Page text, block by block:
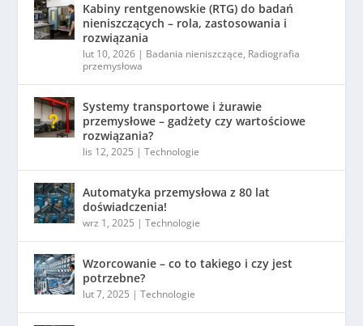
Kabiny rentgenowskie (RTG) do badań
nieniszczących – rola, zastosowania i
rozwiązania
lut 10, 2026 | Badania nieniszczące, Radiografia
przemysłowa
Systemy transportowe i żurawie
przemysłowe – gadżety czy wartościowe
rozwiązania?
lis 12, 2025 |Technologie
Automatyka przemysłowa z 80 lat
doświadczenia!
wrz 1, 2025 |Technologie
Wzorcowanie – co to takiego i czy jest
potrzebne?
lut 7, 2025 |Technologie